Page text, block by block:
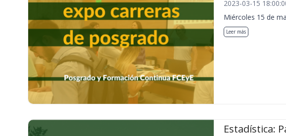
2023-03-15
Miércoles 15 de
Leer más
Estadística: